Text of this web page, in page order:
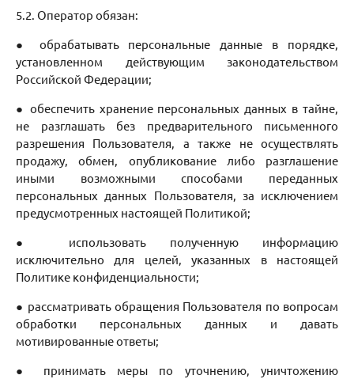
5.2. Оператор обязан:
● обрабатывать персональные данные в порядке,
установленном действующим законодательством
Российской Федерации;
● обеспечить хранение персональных данных в тайне,
не разглашать без предварительного письменного
разрешения Пользователя, а также не осуществлять
продажу, обмен, опубликование либо разглашение
иными возможными способами переданных
персональных данных Пользователя, за исключением
предусмотренных настоящей Политикой;
● использовать полученную информацию
исключительно для целей, указанных в настоящей
Политике конфиденциальности;
● рассматривать обращения Пользователя по вопросам
обработки персональных данных и давать
мотивированные ответы;
● принимать меры по уточнению, уничтожению